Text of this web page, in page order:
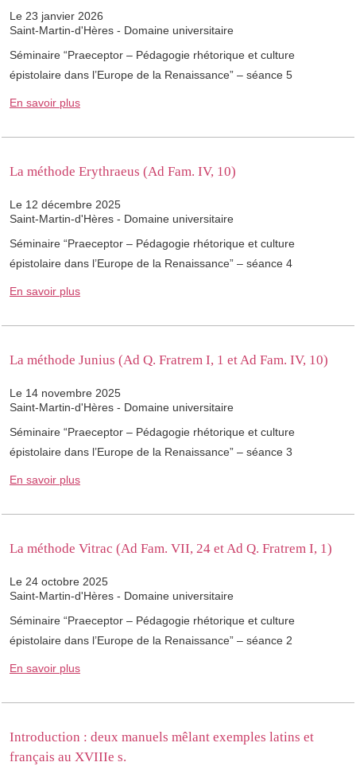
Le 23 janvier 2026
Saint-Martin-d'Hères - Domaine universitaire
Séminaire “Praeceptor – Pédagogie rhétorique et culture
épistolaire dans l’Europe de la Renaissance” – séance 5
En savoir plus
La méthode Erythraeus (Ad Fam. IV, 10)
Le 12 décembre 2025
Saint-Martin-d'Hères - Domaine universitaire
Séminaire “Praeceptor – Pédagogie rhétorique et culture
épistolaire dans l’Europe de la Renaissance” – séance 4
En savoir plus
La méthode Junius (Ad Q. Fratrem I, 1 et Ad Fam. IV, 10)
Le 14 novembre 2025
Saint-Martin-d'Hères - Domaine universitaire
Séminaire “Praeceptor – Pédagogie rhétorique et culture
épistolaire dans l’Europe de la Renaissance” – séance 3
En savoir plus
La méthode Vitrac (Ad Fam. VII, 24 et Ad Q. Fratrem I, 1)
Le 24 octobre 2025
Saint-Martin-d'Hères - Domaine universitaire
Séminaire “Praeceptor – Pédagogie rhétorique et culture
épistolaire dans l’Europe de la Renaissance” – séance 2
En savoir plus
Introduction : deux manuels mêlant exemples latins et
français au XVIIIe s.